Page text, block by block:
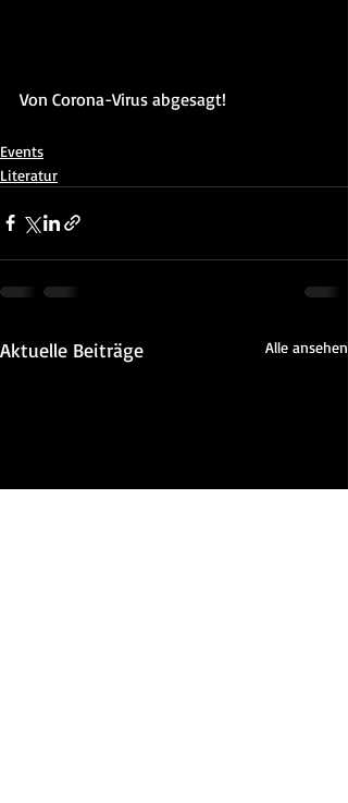
Von Corona-Virus abgesagt!
Events
Literatur
Aktuelle Beiträge Alle ansehen